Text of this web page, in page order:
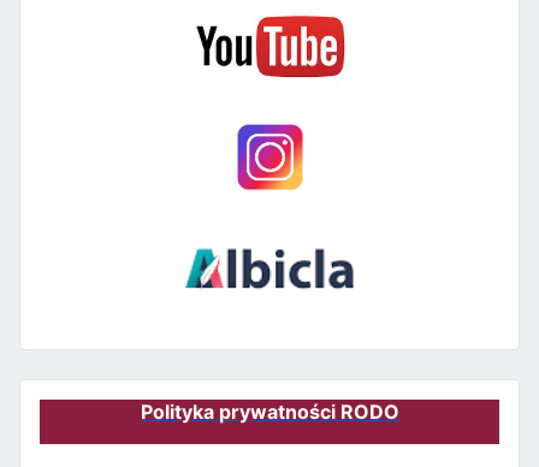
Polityka prywatności RODO